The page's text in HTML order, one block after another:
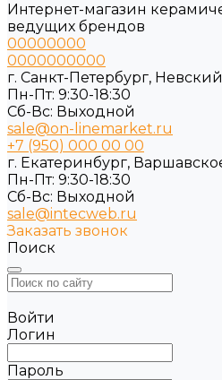
Интернет-магазин
ведущих брендов
00000000
0000000000
г. Санкт-Петербург,
Пн-Пт: 9:30-18:30
Cб-Вс: Выходной
sale@on-linemarket.ru
+7 (950) 000 00 00
г. Екатеринбург,
Пн-Пт: 9:30-18:30
Cб-Вс: Выходной
sale@intecweb.ru
Заказать звонок
Поиск
Войти
Логин
Пароль